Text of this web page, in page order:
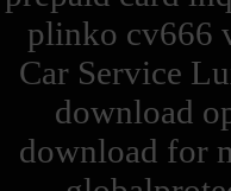
plinko cv666
Car Service
download
download for